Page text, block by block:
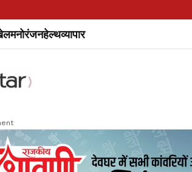
मनोरंजनहेल्थव्यापार